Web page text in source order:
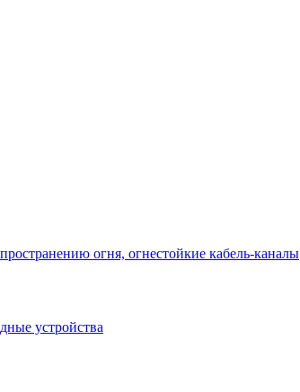
огня, огнестойкие кабель-каналы
устройства